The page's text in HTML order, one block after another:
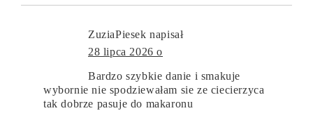
ZuziaPiesek napisał
28 lipca 2026 o
Bardzo szybkie danie i smakuje
wybornie nie spodziewałam sie ze ciecierzyca
tak dobrze pasuje do makaronu